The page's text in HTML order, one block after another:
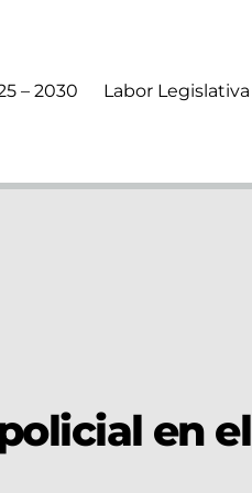
– 2030 Labor Legislativa
en el